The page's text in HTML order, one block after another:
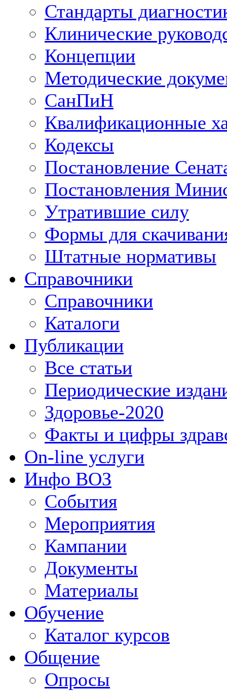
Стандарты
Клинические
Концепции
Методические
СанПиН
Квалификационные
Кодексы
Постановление
Постановления
Утратившие силу
Формы для
Штатные нормативы
Справочники
Справочники
Каталоги
Публикации
Все статьи
Периодические
Здоровье-2020
Факты и цифры
On-line услуги
Инфо ВОЗ
События
Мероприятия
Кампании
Документы
Материалы
Обучение
Каталог курсов
Общение
Опросы